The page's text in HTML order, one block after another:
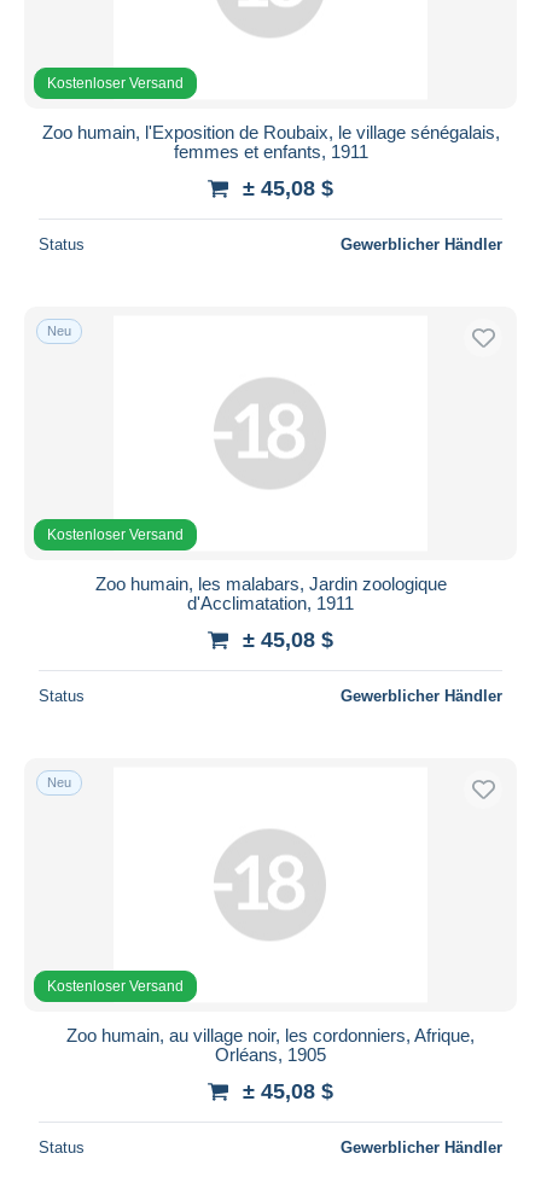
Kostenloser Versand
Zoo humain, l'Exposition de Roubaix, le village sénégalais,
femmes et enfants, 1911
± 45,08 $
Status Gewerblicher Händler
Neu
Kostenloser Versand
Zoo humain, les malabars, Jardin zoologique
d'Acclimatation, 1911
± 45,08 $
Status Gewerblicher Händler
Neu
Kostenloser Versand
Zoo humain, au village noir, les cordonniers, Afrique,
Orléans, 1905
± 45,08 $
Status Gewerblicher Händler